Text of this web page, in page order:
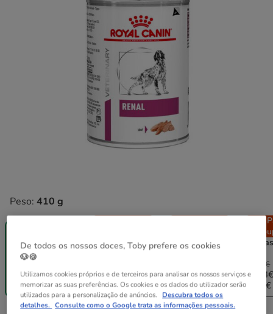
Peso: 410 g
5.79€
(14.12€ / kg)
12 latas x 410
68.09€
(13.84€ / kg)
24 latas x 410
133.40€
(13.56€ / kg)
48
277.92€
De todos os nossos doces, Toby prefere os cookies
🐶🍪
Utilizamos cookies próprios e de terceiros para analisar os nossos serviços e
memorizar as suas preferências. Os cookies e os dados do utilizador serão
utilizados para a personalização de anúncios. Descubra todos os
detalhes. Consulte como o Google trata as informações pessoais.